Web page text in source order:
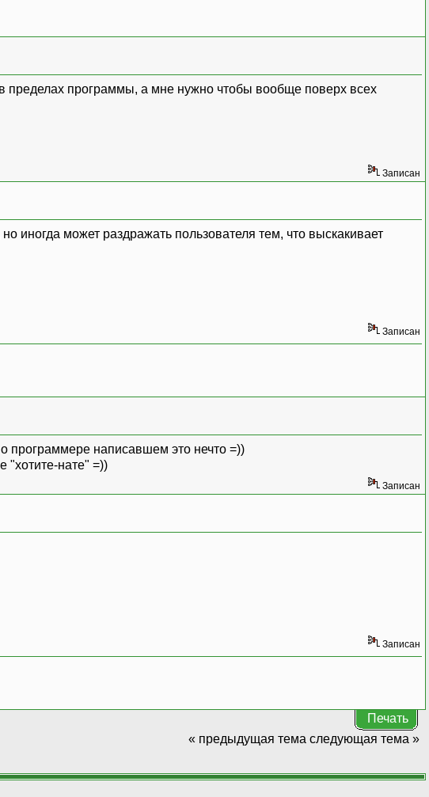
пределах программы, а мне нужно чтобы вообще поверх всех
Записан
иногда может раздражать пользователя тем, что выскакивает
Записан
программере написавшем это нечто =))
"хотите-нате" =))
Записан
Записан
Печать
« предыдущая тема следующая тема »